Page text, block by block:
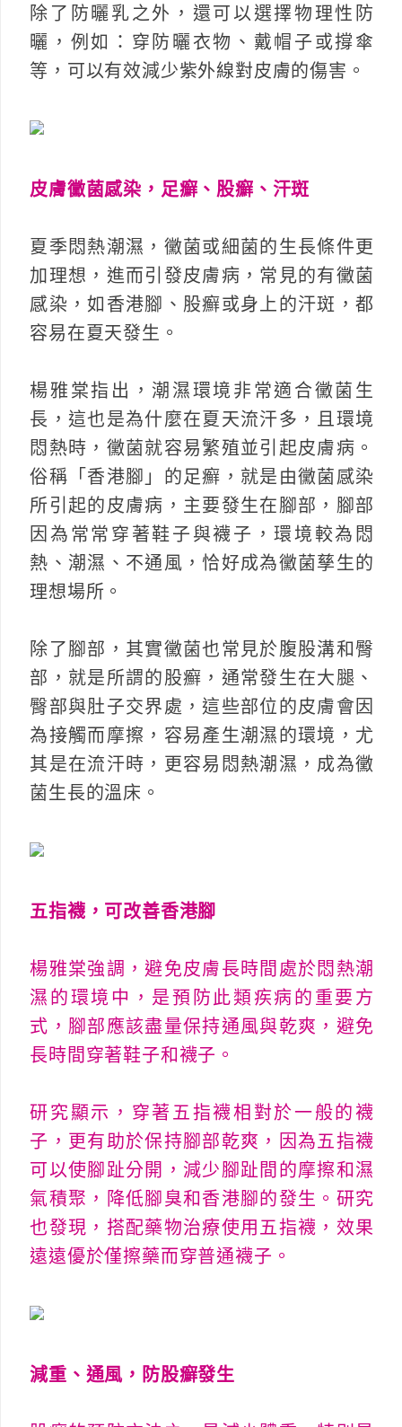
除了防曬乳之外，還可以選擇物理性防
曬，例如：穿防曬衣物、戴帽子或撐傘
等，可以有效減少紫外線對皮膚的傷害。
皮膚黴菌感染，足癬、股癬、汗斑
夏季悶熱潮濕，黴菌或細菌的生長條件更
加理想，進而引發皮膚病，常見的有黴菌
感染，如香港腳、股癬或身上的汗斑，都
容易在夏天發生。
楊雅棠指出，潮濕環境非常適合黴菌生
長，這也是為什麼在夏天流汗多，且環境
悶熱時，黴菌就容易繁殖並引起皮膚病。
俗稱「香港腳」的足癬，就是由黴菌感染
所引起的皮膚病，主要發生在腳部，腳部
因為常常穿著鞋子與襪子，環境較為悶
熱、潮濕、不通風，恰好成為黴菌孳生的
理想場所。
除了腳部，其實黴菌也常見於腹股溝和臀
部，就是所謂的股癬，通常發生在大腿、
臀部與肚子交界處，這些部位的皮膚會因
為接觸而摩擦，容易產生潮濕的環境，尤
其是在流汗時，更容易悶熱潮濕，成為黴
菌生長的溫床。
五指襪，可改善香港腳
楊雅棠強調，避免皮膚長時間處於悶熱潮
濕的環境中，是預防此類疾病的重要方
式，腳部應該盡量保持通風與乾爽，避免
長時間穿著鞋子和襪子。
研究顯示，穿著五指襪相對於一般的襪
子，更有助於保持腳部乾爽，因為五指襪
可以使腳趾分開，減少腳趾間的摩擦和濕
氣積聚，降低腳臭和香港腳的發生。研究
也發現，搭配藥物治療使用五指襪，效果
遠遠優於僅擦藥而穿普通襪子。
減重、通風，防股癬發生